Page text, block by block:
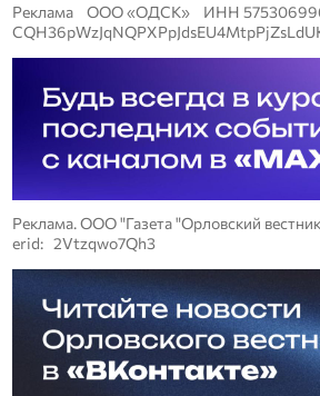
Реклама ООО «ОДСК» ИНН
Реклама. ООО "Газета "Орловский
erid: 2Vtzqwo7Qh3